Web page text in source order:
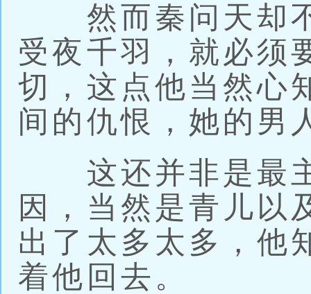
然而秦问天却不
受夜千羽，就必须
切，这点他当然心
间的仇恨，她的男
这还并非是最主
因，当然是青儿以
出了太多太多，他
着他回去。